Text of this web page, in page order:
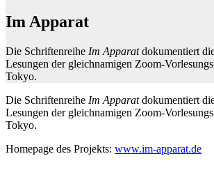
Im Apparat
Die Schriftenreihe Im Apparatdokumentiert
Lesungen der gleichnamigen Zoom-
Tokyo.
Die Schriftenreihe Im Apparatdokumentiert
Lesungen der gleichnamigen Zoom-
Tokyo.
Homepage des Projekts: www.im-apparat.de